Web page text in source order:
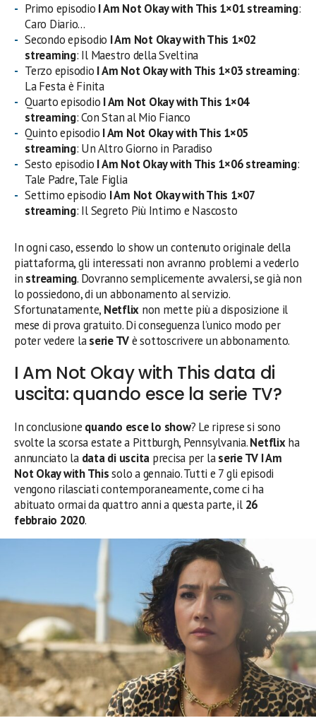
Primo episodio I Am Not Okay with This 1×01 streaming:
Caro Diario…
Secondo episodio I Am Not Okay with This 1×02
streaming: Il Maestro della Sveltina
Terzo episodio I Am Not Okay with This 1×03 streaming:
La Festa è Finita
Quarto episodio I Am Not Okay with This 1×04
streaming: Con Stan al Mio Fianco
Quinto episodio I Am Not Okay with This 1×05
streaming: Un Altro Giorno in Paradiso
Sesto episodio I Am Not Okay with This 1×06 streaming:
Tale Padre, Tale Figlia
Settimo episodio I Am Not Okay with This 1×07
streaming: Il Segreto Più Intimo e Nascosto
In ogni caso, essendo lo show un contenuto originale della
piattaforma, gli interessati non avranno problemi a vederlo
in streaming. Dovranno semplicemente avvalersi, se già non
lo possiedono, di un abbonamento al servizio.
Sfortunatamente, Netflix non mette più a disposizione il
mese di prova gratuito. Di conseguenza l’unico modo per
poter vedere laserie TVè sottoscrivere un abbonamento.
I Am Not Okay with This data di
uscita: quando esce la serie TV?
In conclusione quando esce lo show? Le riprese si sono
svolte la scorsa estate a Pittburgh, Pennsylvania.Netflixha
annunciato la data di uscita precisa per laserie TV I Am
Not Okay with Thissolo a gennaio. Tutti e 7 gli episodi
vengono rilasciati contemporaneamente, come ci ha
abituato ormai da quattro anni a questa parte, il 26
febbraio 2020.